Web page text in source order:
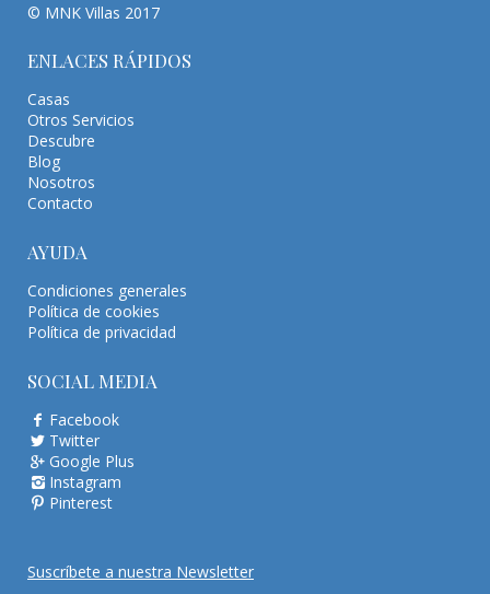
© MNK Villas 2017
ENLACES RÁPIDOS
Casas
Otros Servicios
Descubre
Blog
Nosotros
Contacto
AYUDA
Condiciones generales
Política de cookies
Política de privacidad
SOCIAL MEDIA
Facebook
Twitter
Google Plus
Instagram
Pinterest
Suscríbete a nuestra Newsletter